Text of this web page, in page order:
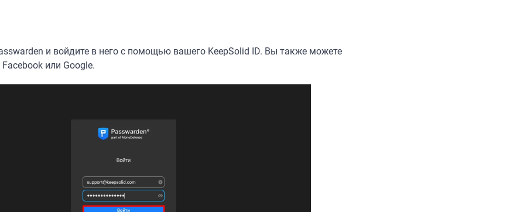
и войдите в него с помощью вашего KeepSolid ID. Вы также можете
или Google.